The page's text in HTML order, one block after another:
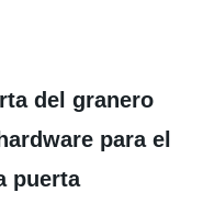
del granero
para el
puerta